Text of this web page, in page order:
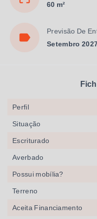
60 m²
Previsão De
Setembro
Perfil
Situação
Escriturado
Averbado
Possui mobília?
Terreno
Aceita Financiamento